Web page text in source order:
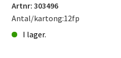
Artnr: 303496
Antal/kartong:12fp
I lager.